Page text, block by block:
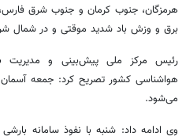
هرمزگان، جنوب کرمان و جنوب شرق فارس،
برق و وزش باد شدید موقتی و در شمال
رئیس مرکز ملی پیش‌بینی و مدیریت
هواشناسی کشور تصریح کرد: جمعه
می‌شود.
وی ادامه داد: شنبه با نفوذ سامانه